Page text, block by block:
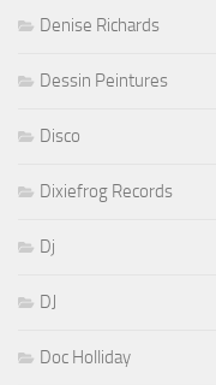
Denise Richards
Dessin Peintures
Disco
Dixiefrog Records
Dj
DJ
Doc Holliday